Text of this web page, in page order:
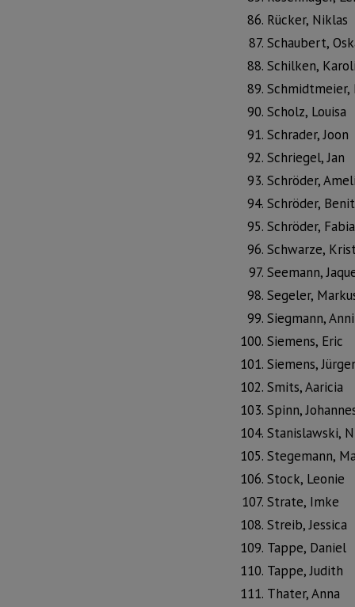
Rücker, Niklas
Schaubert,
Schilken,
Schmidtmeier,
Scholz, Louisa
Schrader, Joon
Schriegel, Jan
Schröder,
Schröder,
Schröder,
Schwarze,
Seemann,
Segeler,
Siegmann,
Siemens, Eric
Siemens,
Smits, Aaricia
Spinn,
Stanislawski,
Stegemann,
Stock, Leonie
Strate, Imke
Streib, Jessica
Tappe, Daniel
Tappe, Judith
Thater, Anna